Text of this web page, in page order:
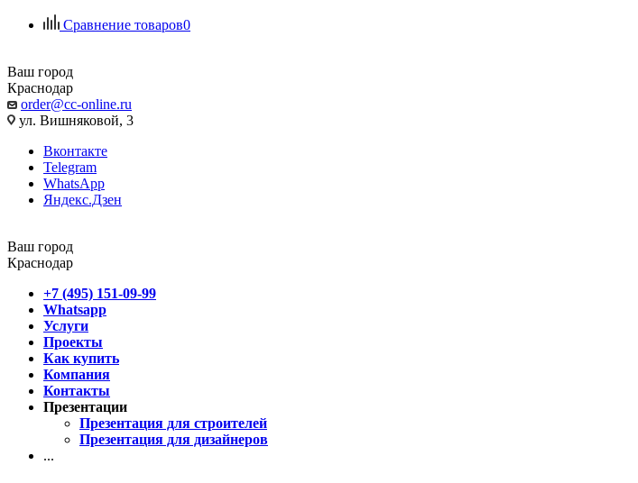
Сравнение товаров0
Ваш город
Краснодар
order@cc-online.ru
ул. Вишняковой, 3
Вконтакте
Telegram
WhatsApp
Яндекс.Дзен
Ваш город
Краснодар
+7 (495) 151-09-99
Whatsapp
Услуги
Проекты
Как купить
Компания
Контакты
Презентации
Презентация для строителей
Презентация для дизайнеров
...